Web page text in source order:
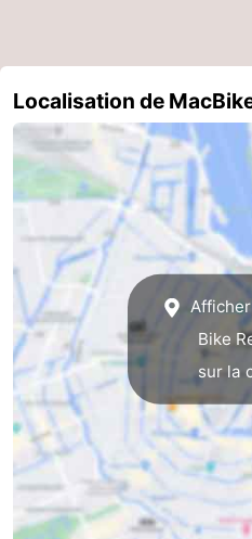
Coffeeshops
homosexuelle
Quartier
rouge
Histoire
Ville
de
diamant
Places
dans
le
centre
Parcs
et
jardins
Parties
de
Environs
Localisation de
Bike
sur la